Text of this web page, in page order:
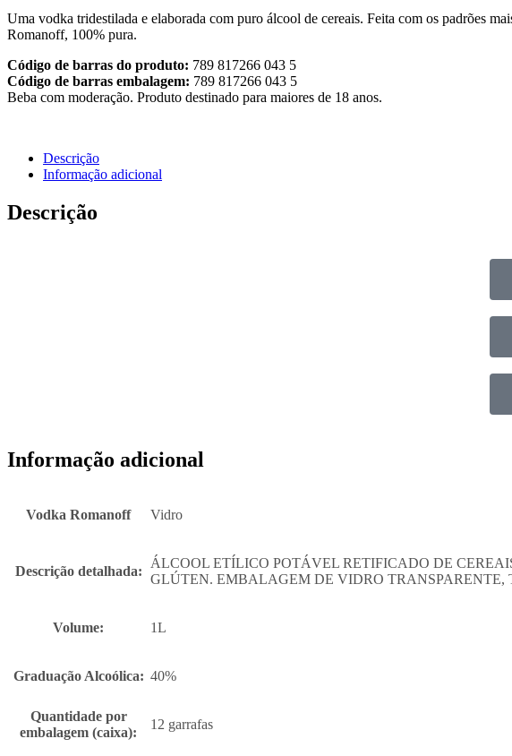
Uma vodka tridestilada e elaborada com puro álcool de cereais. Feita com os padrões
Romanoff, 100% pura.
Código de barras do produto: 789 817266 043 5
Código de barras embalagem: 789 817266 043 5
Beba com moderação. Produto destinado para maiores de 18 anos.
Descrição
Informação adicional
Descrição
Informação adicional
Vodka Romanoff Vidro
Descrição detalhada:
ÁLCOOL ETÍLICO POTÁVEL RETIFICADO DE
GLÚTEN. EMBALAGEM DE VIDRO TRANSPARENTE,
Volume: 1L
Graduação Alcoólica: 40%
Quantidade por
embalagem (caixa):
12 garrafas